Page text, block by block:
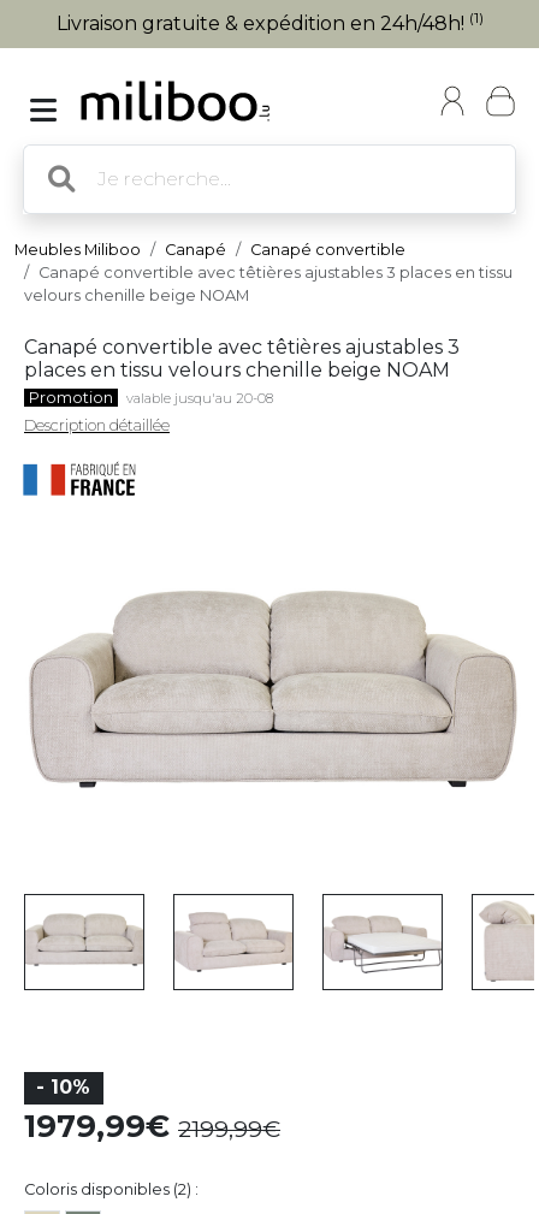
Livraison gratuite & expédition en 24h/48h! (1)
Meubles Miliboo Canapé
Canapé convertible
Canapé convertible avec têtières ajustables 3 places en tissu
velours chenille beige NOAM
Canapé convertible avec têtières ajustables 3
places en tissu velours chenille beige NOAM
Promotion valable jusqu'au 20-08
Description détaillée
- 10%
1979,99 2199,99
Coloris disponibles (2) :